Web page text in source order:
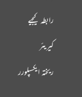
رابطہ کیجیے
کیریئر
ریختہ ایکسپلورر